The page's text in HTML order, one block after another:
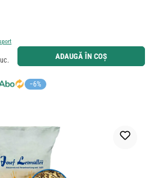
−6%
dorită sau utilizați butoanele pentru a mări sau micșora
ADAUGĂ ÎN COȘ